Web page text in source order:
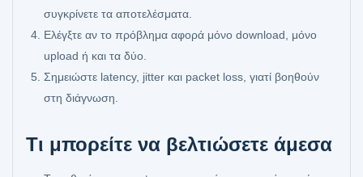
συγκρίνετε τα αποτελέσματα.
Ελέγξτε αν το πρόβλημα αφορά μόνο download, μόνο
upload ή και τα δύο.
Σημειώστε latency, jitter και packet loss, γιατί βοηθούν
στη διάγνωση.
Τι μπορείτε να βελτιώσετε άμεσα